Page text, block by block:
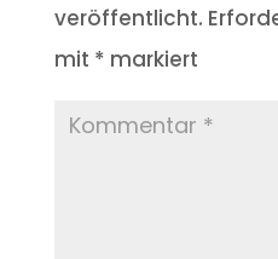
veröffentlicht.
mit * markiert